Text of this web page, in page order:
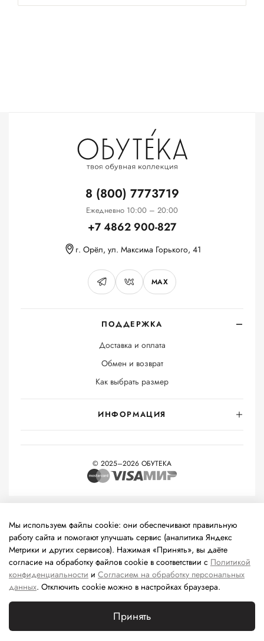
ПОДДЕРЖКА
Доставка и оплата
Обмен и возврат
Как выбрать размер
ИНФОРМАЦИЯ
8 (800) 7773719
Ежедневно 10:00 – 20:00
+7 4862 900-827
г. Орёл, ул. Максима Горького, 41
MAX
© 2025–2026 ОБУТЕКА
технологии
(информационные технологии предоставления
информации на основе сбора, систематизации и анализа
сведений, относящихся к предпочтениям пользователей сети
«Интернет», находящихся на территории Российской
Федерации).
Мы используем файлы cookie: они обеспечивают правильную
работу сайта и помогают улучшать сервис (аналитика Яндекс
Метрики и других сервисов). Нажимая «Принять», вы даёте
согласие на обработку файлов cookie в соответствии с Политикой
конфиденциальности и Согласием на обработку персональных
данных. Отключить cookie можно в настройках браузера.
Принять